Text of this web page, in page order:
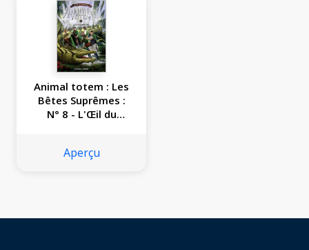
Animal totem : Les
Bêtes Suprêmes :
N° 8 - L'Œil du
Aperçu